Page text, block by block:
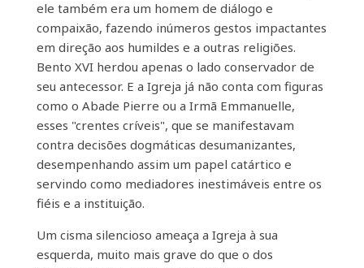
ele também era um homem de diálogo e
compaixão, fazendo inúmeros gestos impactantes
em direção aos humildes e a outras religiões.
Bento XVI herdou apenas o lado conservador de
seu antecessor. E a Igreja já não conta com figuras
como o Abade Pierre ou a Irmã Emmanuelle,
esses "crentes críveis", que se manifestavam
contra decisões dogmáticas desumanizantes,
desempenhando assim um papel catártico e
servindo como mediadores inestimáveis ​​entre os
fiéis e a instituição.
Um cisma silencioso ameaça a Igreja à sua
esquerda, muito mais grave do que o dos